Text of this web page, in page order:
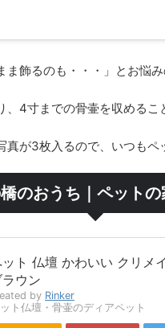
ま飾るのも・・・」とお悩
4寸までの骨壷を収めるこ
が3枚入るので、いつもペ
のおうち｜ペット
ト 仏壇 かわいい クリメ
ラウン
by Rinker
ト仏壇・骨壷のディアペット